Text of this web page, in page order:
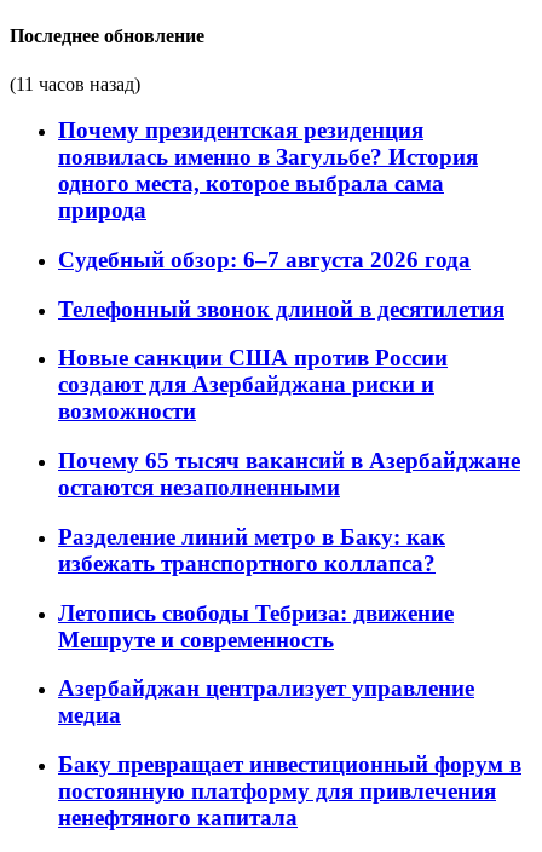
Последнее обновление
(11 часов назад)
Почему президентская резиденция
появилась именно в Загульбе? История
одного места, которое выбрала сама
природа
Судебный обзор: 6–7 августа 2026 года
Телефонный звонок длиной в десятилетия
Новые санкции США против России
создают для Азербайджана риски и
возможности
Почему 65 тысяч вакансий в Азербайджане
остаются незаполненными
Разделение линий метро в Баку: как
избежать транспортного коллапса?
Летопись свободы Тебриза: движение
Мешруте и современность
Азербайджан централизует управление
медиа
Баку превращает инвестиционный форум в
постоянную платформу для привлечения
ненефтяного капитала